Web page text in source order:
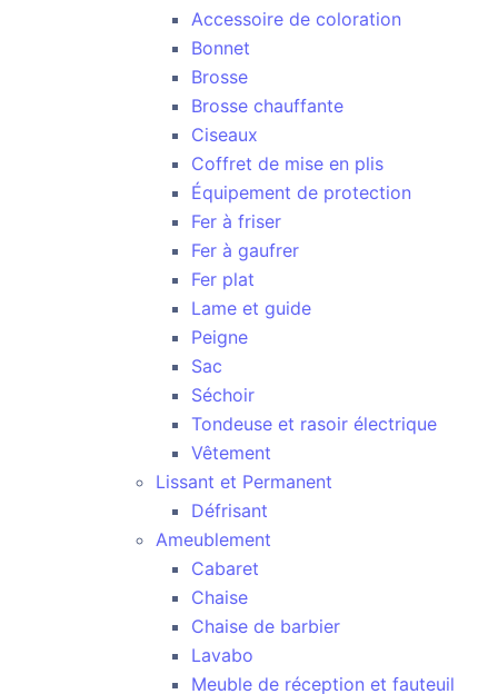
Accessoire de coloration
Bonnet
Brosse
Brosse chauffante
Ciseaux
Coffret de mise en plis
Équipement de protection
Fer à friser
Fer à gaufrer
Fer plat
Lame et guide
Peigne
Sac
Séchoir
Tondeuse et rasoir électrique
Vêtement
Lissant et Permanent
Défrisant
Ameublement
Cabaret
Chaise
Chaise de barbier
Lavabo
Meuble de réception et fauteuil